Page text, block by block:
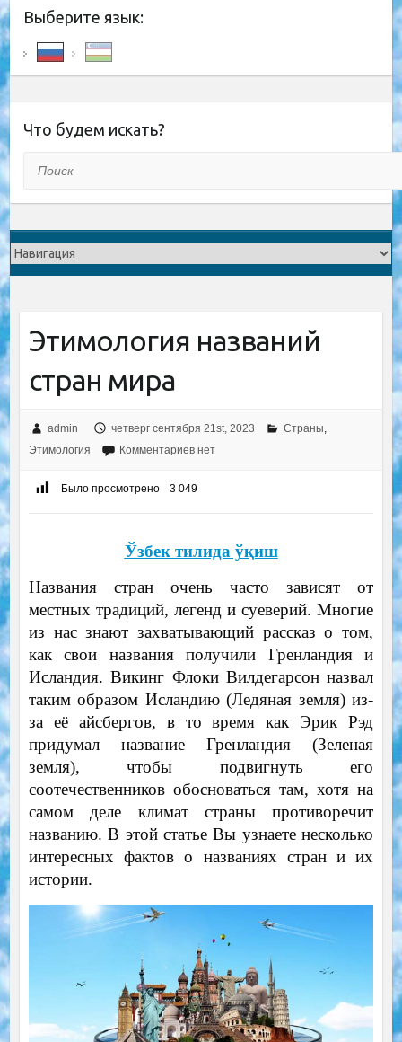
Выберите язык:
Что будем искать?
Этимология названий
стран мира
admin четверг сентября 21st, 2023 Страны,
Этимология
Комментариев нет
Было просмотрено 3 049
Ўзбек тилида ўқиш
Названия стран очень часто зависят от
местных традиций, легенд и суеверий. Многие
из нас знают захватывающий рассказ о том,
как свои названия получили Гренландия и
Исландия. Викинг Флоки Вилдегарсон назвал
таким образом Исландию (Ледяная земля) из-
за её aйсбергов, в то время как Эрик Рэд
придумал название Гренландия (Зеленая
земля), чтобы подвигнуть его
соотечественников обосноваться там, хотя на
самом деле климат страны противоречит
названию. В этой статье Вы узнаете несколько
интересных фактов о названиях стран и их
истории.